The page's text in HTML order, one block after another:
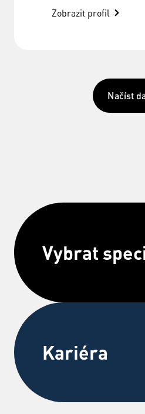
Zobrazit profil
Načíst
Vybrat
Kariéra